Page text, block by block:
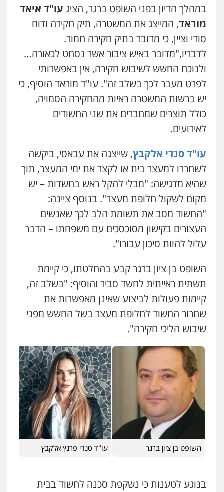
עו"ד שלומי שרון
פלילי צבאי מעצרים וחקירות
0547342002
עו"ד אלון קריטי
פלילי כלכלי אלימות סמים מעצרים
0525544654
0507206063
עו"ד זוהר ארבל
פלילי פשיעה חמורה מעצרים וחקירות
קטינים
0538788878
עו"ד אסף דוק
פלילי
0526885006
במהלך הדיון בפני השופט ברגר, הציג עו"ד איאד
מוראד, המייצג את המשטרה, תיק חקירה ודוח
סודי וציין, כי מדובר בתיק חקירה חמור.
לדבריו,"מדובר באיש ציבור אשר נסחט לכאורה…
ולנוכח החשש לשיבוש חקירה, אין באפשרותי
לפרט מעבר לכך בשלב זה". עו"ד מוראד הוסיף, כי
יש ברשות המשטרה ראיות מהחקירה הסמויה,
כולל תוצרים שמחברים את שני החשודים
לאירועים.
עו"ד סנדי אלקבץ, שייצגה את עבאסי, ביקשה
לשחררו למעצר בית או לקצר את ימי המעצר, תוך
שהיא מדגישה: "מבלי להקל ראש בחשדות – יש
מקום לשקול חלופת מעצר". בנוסף ציינה:
"החשוד מסב את תשומת הלב לכך שאנשים
העצורים בקישון מסוכסכים עם משפחתו – הדבר
עלול להוות סיכון עבורו".
השופט בן ציון ברגר קבע בהחלטתו, כי קיימת
תשתית ראייתית לחשד סביר והוסיף: "בשלב זה,
קיימות פעולות לביצוע שאינן מאפשרות את
שחרור החשוד לחלופת מעצר בשל החשש מפני
שיבוש הליכי חקירה".
השופט בן ציון ברגר עו"ד סנדי פרנץ אלקבץ
בנוגע לטענות כי נשקפת סכנה לחשוד בבית